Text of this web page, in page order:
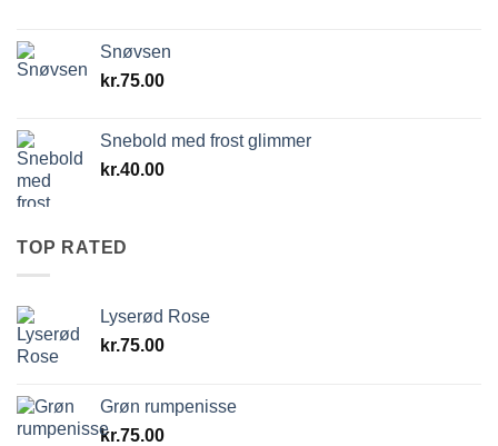
Snøvsen
kr.75.00
Snebold med frost glimmer
kr.40.00
TOP RATED
Lyserød Rose
kr.75.00
Grøn rumpenisse
kr.75.00